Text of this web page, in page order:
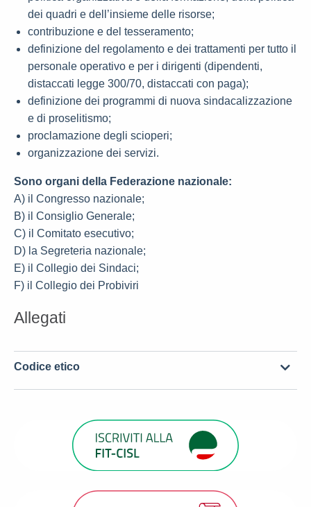
dei quadri e dell’insieme delle risorse;
contribuzione e del tesseramento;
definizione del regolamento e dei trattamenti per tutto il
personale operativo e per i dirigenti (dipendenti,
distaccati legge 300/70, distaccati con paga);
definizione dei programmi di nuova sindacalizzazione
e di proselitismo;
proclamazione degli scioperi;
organizzazione dei servizi.
Sono organi della Federazione nazionale:
A) il Congresso nazionale;
B) il Consiglio Generale;
C) il Comitato esecutivo;
D) la Segreteria nazionale;
E) il Collegio dei Sindaci;
F) il Collegio dei Probiviri
Allegati
Codice etico